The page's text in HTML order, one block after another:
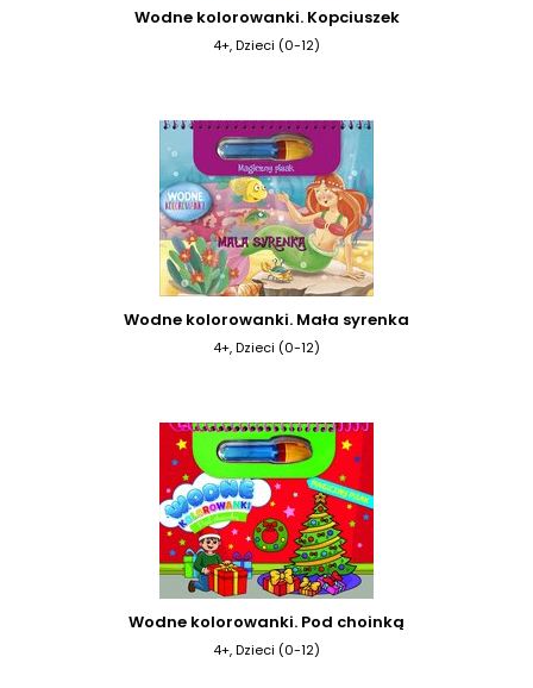
Wodne kolorowanki. Kopciuszek
4+, Dzieci (0-12)
Wodne kolorowanki. Mała syrenka
4+, Dzieci (0-12)
Wodne kolorowanki. Pod choinką
4+, Dzieci (0-12)